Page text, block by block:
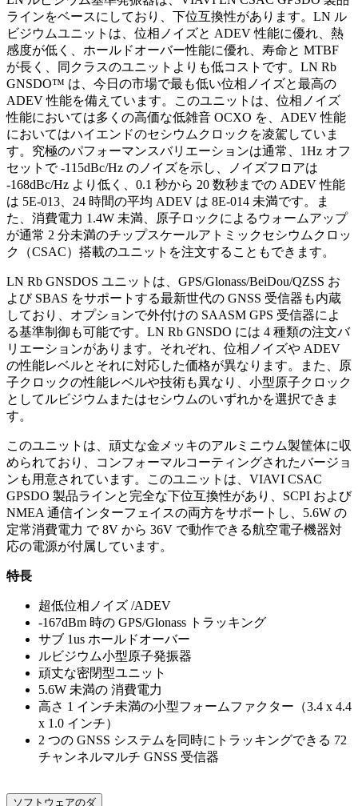
ラインをベースにしており、下位互換性があります。LN ル
ビジウムユニットは、位相ノイズと ADEV 性能に優れ、熱
感度が低く、ホールドオーバー性能に優れ、寿命と MTBF
が長く、同クラスのユニットよりも低コストです。LN Rb
GNSDO™ は、今日の市場で最も低い位相ノイズと最高の
ADEV 性能を備えています。このユニットは、位相ノイズ
性能においては多くの高価な低雑音 OCXO を、ADEV 性能
においてはハイエンドのセシウムクロックを凌駕していま
す。究極のパフォーマンスバリエーションは通常、1Hz オフ
セットで -115dBc/Hz のノイズを示し、ノイズフロアは
-168dBc/Hz より低く、0.1 秒から 20 数秒までの ADEV 性能
は 5E-013、24 時間の平均 ADEV は 8E-014 未満です。ま
た、消費電力 1.4W 未満、原子ロックによるウォームアップ
が通常 2 分未満のチップスケールアトミックセシウムクロッ
ク（CSAC）搭載のユニットを注文することもできます。
LN Rb GNSDOS ユニットは、GPS/Glonass/BeiDou/QZSS お
よび SBAS をサポートする最新世代の GNSS 受信器も内蔵
しており、オプションで外付けの SAASM GPS 受信器によ
る基準制御も可能です。LN Rb GNSDO には 4 種類の注文バ
リエーションがあります。それぞれ、位相ノイズや ADEV
の性能レベルとそれに対応した価格が異なります。また、原
子クロックの性能レベルや技術も異なり、小型原子クロック
としてルビジウムまたはセシウムのいずれかを選択できま
す。
このユニットは、頑丈な金メッキのアルミニウム製筐体に収
められており、コンフォーマルコーティングされたバージョ
ンも用意されています。このユニットは、VIAVI CSAC
GPSDO 製品ラインと完全な下位互換性があり、SCPI および
NMEA 通信インターフェイスの両方をサポートし、5.6W の
定常消費電力 で 8V から 36V で動作できる航空電子機器対
応の電源が付属しています。
特長
超低位相ノイズ /ADEV
-167dBm 時の GPS/Glonass トラッキング
サブ 1us ホールドオーバー
ルビジウム小型原子発振器
頑丈な密閉型ユニット
5.6W 未満の 消費電力
高さ 1 インチ未満の小型フォームファクター（3.4 x 4.4
x 1.0 インチ）
2 つの GNSS システムを同時にトラッキングできる 72
チャンネルマルチ GNSS 受信器
ソフトウェアのダ